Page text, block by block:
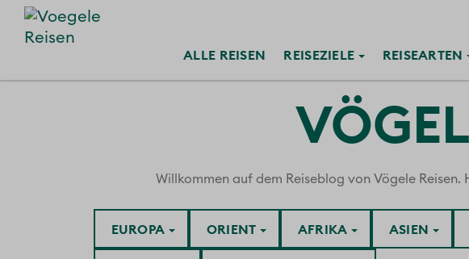
ALLE REISEN REISEZIELE REISEARTEN
Willkommen auf dem Reiseblog von Vögele
AFRIKA ASIEN
EUROPA ORIENT